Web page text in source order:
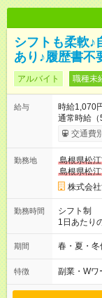
シフトも柔軟
あり♪履歴書不
アルバイト 職種未
給与
時給1,070
通常時給
1400円 高校生時給：
00）時給+150円 【試用期間】試用期間
30日（※条
ただきます
交通費
勤務地
島根県松
島根県松
株式会
勤務時間
シフト制
1日あたり
2h～OK◎
どイレギュ
期間 春・夏・冬
特徴 副業・Wワ